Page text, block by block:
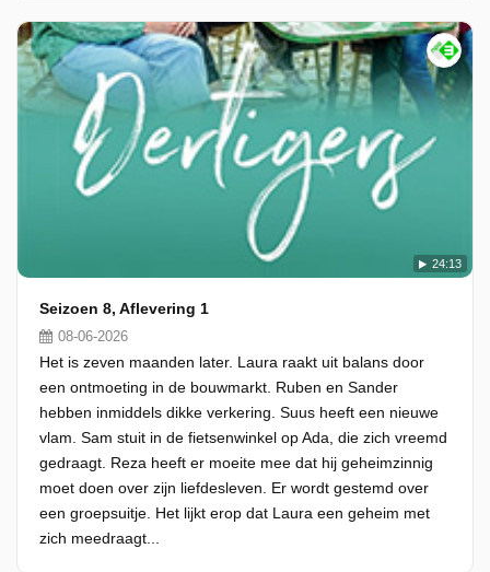
24:13
Seizoen 8, Aflevering 1
08-06-2026
Het is zeven maanden later. Laura raakt uit balans door
een ontmoeting in de bouwmarkt. Ruben en Sander
hebben inmiddels dikke verkering. Suus heeft een nieuwe
vlam. Sam stuit in de fietsenwinkel op Ada, die zich vreemd
gedraagt. Reza heeft er moeite mee dat hij geheimzinnig
moet doen over zijn liefdesleven. Er wordt gestemd over
een groepsuitje. Het lijkt erop dat Laura een geheim met
zich meedraagt...